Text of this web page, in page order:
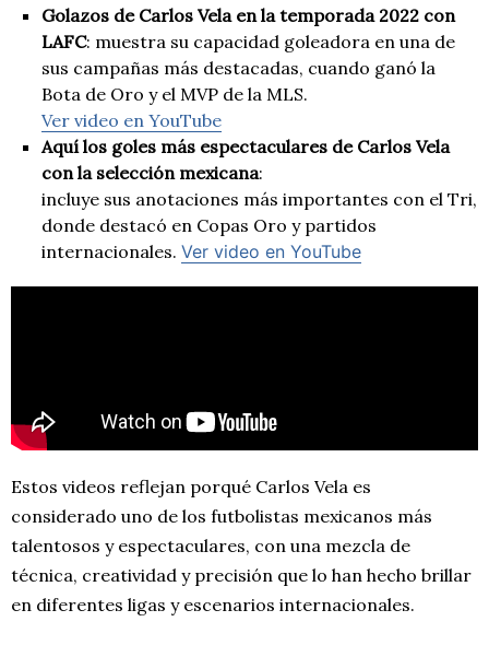
Golazos de Carlos Vela en la temporada 2022 con
LAFC: muestra su capacidad goleadora en una de
sus campañas más destacadas, cuando ganó la
Bota de Oro y el MVP de la MLS.
Ver video en YouTube
Aquí los goles más espectaculares de Carlos Vela
con la selección mexicana:
incluye sus anotaciones más importantes con el Tri,
donde destacó en Copas Oro y partidos
internacionales. Ver video en YouTube
Estos videos reflejan porqué Carlos Vela es
considerado uno de los futbolistas mexicanos más
talentosos y espectaculares, con una mezcla de
técnica, creatividad y precisión que lo han hecho brillar
en diferentes ligas y escenarios internacionales.